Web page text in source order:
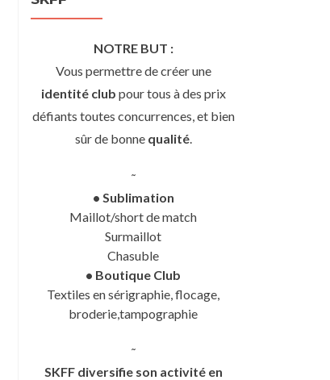
NOTRE BUT :
Vous permettre de créer une
identité club pour tous à des prix
défiants toutes concurrences, et bien
sûr de bonne qualité.
˜
• Sublimation
Maillot/short de match
Surmaillot
Chasuble
• Boutique Club
Textiles en sérigraphie, flocage,
broderie,tampographie
˜
SKFF diversifie son activité en